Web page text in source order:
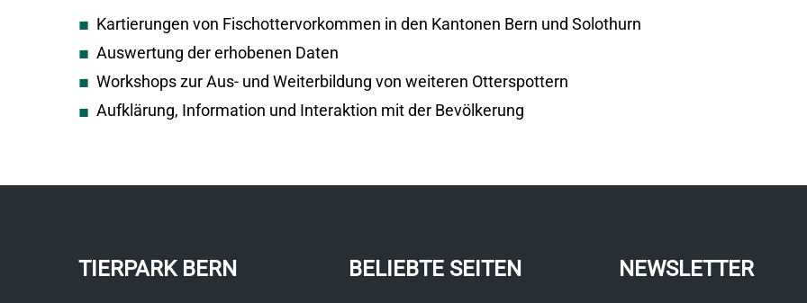
Kartierungen von Fischottervorkommen in den Kantonen Bern und Solothurn
Auswertung der erhobenen Daten
Workshops zur Aus- und Weiterbildung von weiteren Otterspottern
Aufklärung, Information und Interaktion mit der Bevölkerung
TIERPARK BERN BELIEBTE SEITEN NEWSLETTER